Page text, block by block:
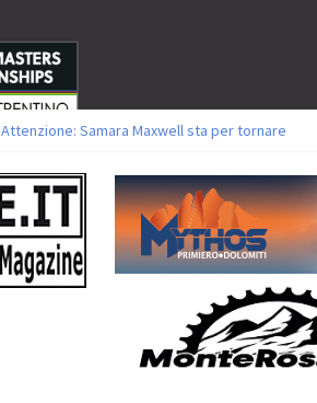
Attenzione: Samara Maxwell sta per tornare
Europei XCO: vittorie per Ghibaudo, Grossmann
35ª Marathon Bike della Brianza: l’ultima sfida
Europei MTB: il Team Relay firma il secondo